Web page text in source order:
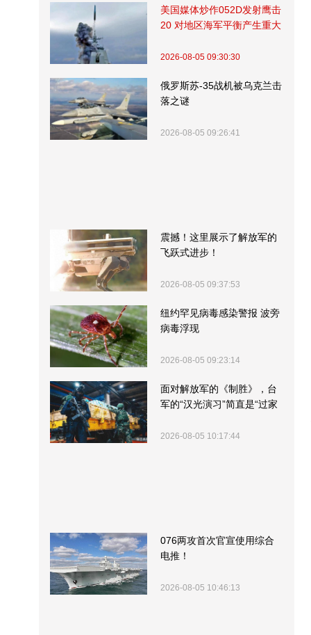
美国媒体炒作052D发射鹰击
20 对地区海军平衡产生重大
2026-08-05 09:30:30
俄罗斯苏-35战机被乌克兰击
落之谜
2026-08-05 09:26:41
震撼！这里展示了解放军的
飞跃式进步！
2026-08-05 09:37:53
纽约罕见病毒感染警报 波旁
病毒浮现
2026-08-05 09:23:14
面对解放军的《制胜》，台
军的“汉光演习”简直是“过家
2026-08-05 10:17:44
076两攻首次官宣使用综合
电推！
2026-08-05 10:46:13